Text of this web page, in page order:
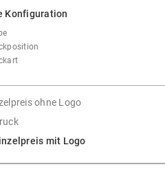
Konfiguration
ohne Logo
mit Logo